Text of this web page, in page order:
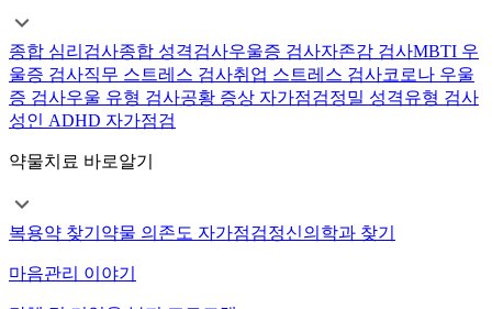
종합 심리검사종합 성격검사우울증 검사자존감 검사MBTI 우
울증 검사직무 스트레스 검사취업 스트레스 검사코로나 우울
증 검사우울 유형 검사공황 증상 자가점검정밀 성격유형 검사
성인 ADHD 자가점검
약물치료 바로알기
복용약 찾기 약물 의존도 자가점검정신의학과 찾기
마음관리 이야기